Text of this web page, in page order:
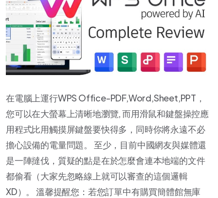
在電腦上運行WPS Office-PDF,Word,Sheet,PPT，
您可以在大螢幕上清晰地瀏覽, 而用滑鼠和鍵盤操控應
用程式比用觸摸屏鍵盤要快得多，同時你將永遠不必
擔心設備的電量問題。 至少，目前中國網友與媒體還
是一陣撻伐，質疑的點是在於怎麼會連本地端的文件
都偷看（大家先忽略線上就可以審查的這個邏輯
XD）。 溫馨提醒您：若您訂單中有購買簡體館無庫